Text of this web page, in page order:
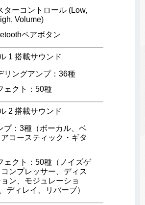
ターコントロール (Low,
Volume)
ペアボタン
1 搭載サウンド
リングアンプ：36種
ェクト：50種
2 搭載サウンド
プ：3種（ボーカル、ベ
コースティック・ギタ
ェクト：50種（ノイズゲ
ンプレッサー、ディス
ョン、モジュレーショ
ディレイ、リバーブ）